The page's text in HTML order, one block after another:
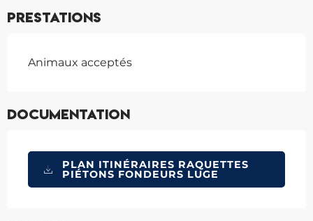
Prestations
Animaux acceptés
Documentation
PLAN ITINÉRAIRES RAQUETTES
PIÉTONS FONDEURS LUGE